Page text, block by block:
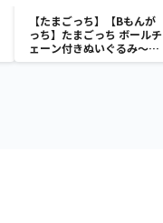
【たまごっち】【Bもんが
っち】たまごっち ボールチ
ェーン付きぬいぐるみ～
Tamagotchi Paradise～